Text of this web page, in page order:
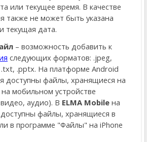
или текущее время. В качестве
также не может быть указана
текущая дата.
– возможность добавить к
следующих форматов: .jpeg,
.txt, .pptx. На платформе Android
доступны файлы, хранящиеся на
мобильном устройстве
аудио). В ELMA Mobile на
файлы, хранящиеся в
в программе "Файлы" на iPhone